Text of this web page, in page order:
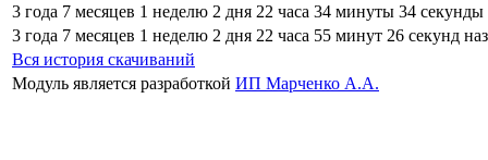
3 года 7 месяцев 1 неделю 2 дня 22 часа 34 минуты 34 секунды
3 года 7 месяцев 1 неделю 2 дня 22 часа 55 минут 26 секунд
Вся история скачиваний
Модуль является разработкой ИП Марченко А.А.